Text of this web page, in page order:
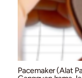
Kaki Bengkak
Chronic